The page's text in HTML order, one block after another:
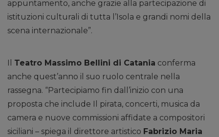
appuntamento, anche grazie alla partecipazione di
istituzioni culturali di tutta l’Isola e grandi nomi della
scena internazionale”.
Il Teatro Massimo Bellini di Catania conferma
anche quest’anno il suo ruolo centrale nella
rassegna. “Partecipiamo fin dall’inizio con una
proposta che include Il pirata, concerti, musica da
camera e nuove commissioni affidate a compositori
siciliani – spiega il direttore artistico Fabrizio Maria